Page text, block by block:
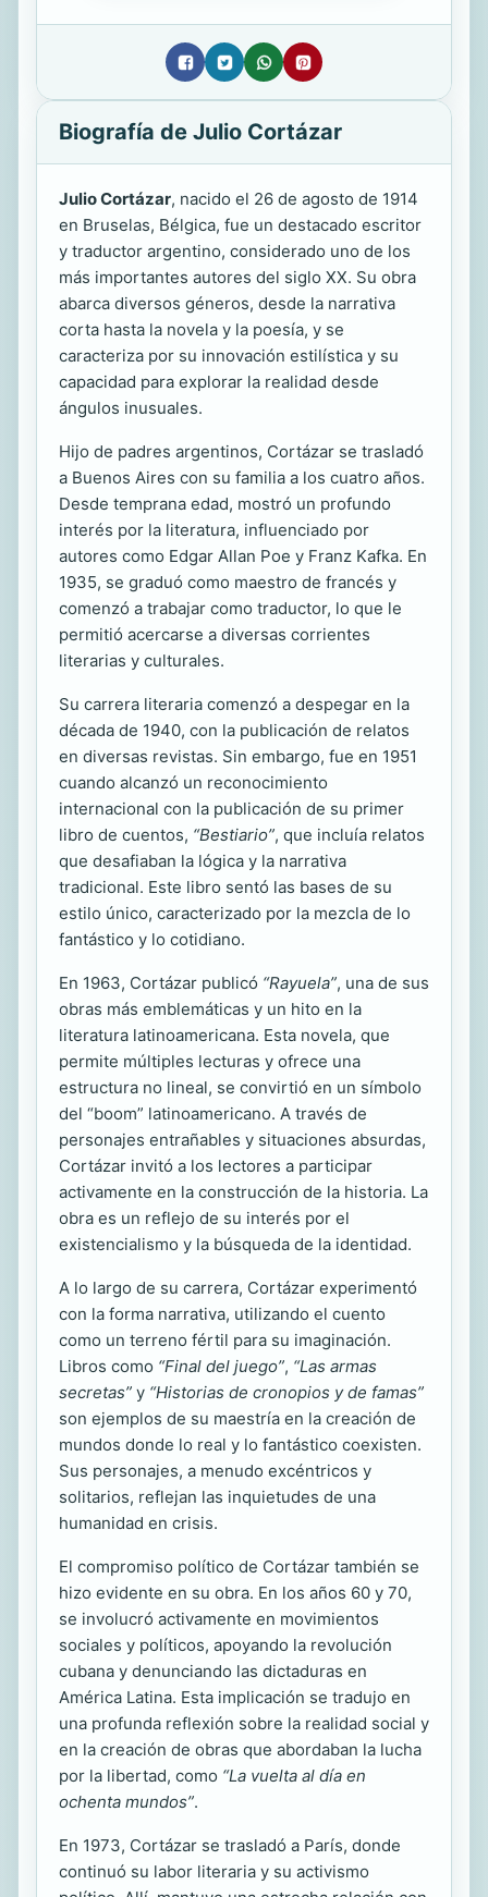
Biografía de Julio Cortázar
Julio Cortázar, nacido el 26 de agosto de 1914
en Bruselas, Bélgica, fue un destacado escritor
y traductor argentino, considerado uno de los
más importantes autores del siglo XX. Su obra
abarca diversos géneros, desde la narrativa
corta hasta la novela y la poesía, y se
caracteriza por su innovación estilística y su
capacidad para explorar la realidad desde
ángulos inusuales.
Hijo de padres argentinos, Cortázar se trasladó
a Buenos Aires con su familia a los cuatro años.
Desde temprana edad, mostró un profundo
interés por la literatura, influenciado por
autores como Edgar Allan Poe y Franz Kafka. En
1935, se graduó como maestro de francés y
comenzó a trabajar como traductor, lo que le
permitió acercarse a diversas corrientes
literarias y culturales.
Su carrera literaria comenzó a despegar en la
década de 1940, con la publicación de relatos
en diversas revistas. Sin embargo, fue en 1951
cuando alcanzó un reconocimiento
internacional con la publicación de su primer
libro de cuentos, “Bestiario”, que incluía relatos
que desafiaban la lógica y la narrativa
tradicional. Este libro sentó las bases de su
estilo único, caracterizado por la mezcla de lo
fantástico y lo cotidiano.
En 1963, Cortázar publicó “Rayuela”, una de sus
obras más emblemáticas y un hito en la
literatura latinoamericana. Esta novela, que
permite múltiples lecturas y ofrece una
estructura no lineal, se convirtió en un símbolo
del “boom” latinoamericano. A través de
personajes entrañables y situaciones absurdas,
Cortázar invitó a los lectores a participar
activamente en la construcción de la historia. La
obra es un reflejo de su interés por el
existencialismo y la búsqueda de la identidad.
A lo largo de su carrera, Cortázar experimentó
con la forma narrativa, utilizando el cuento
como un terreno fértil para su imaginación.
Libros como “Final del juego”, “Las armas
secretas” y “Historias de cronopios y de famas”
son ejemplos de su maestría en la creación de
mundos donde lo real y lo fantástico coexisten.
Sus personajes, a menudo excéntricos y
solitarios, reflejan las inquietudes de una
humanidad en crisis.
El compromiso político de Cortázar también se
hizo evidente en su obra. En los años 60 y 70,
se involucró activamente en movimientos
sociales y políticos, apoyando la revolución
cubana y denunciando las dictaduras en
América Latina. Esta implicación se tradujo en
una profunda reflexión sobre la realidad social y
en la creación de obras que abordaban la lucha
por la libertad, como “La vuelta al día en
ochenta mundos”.
En 1973, Cortázar se trasladó a París, donde
continuó su labor literaria y su activismo